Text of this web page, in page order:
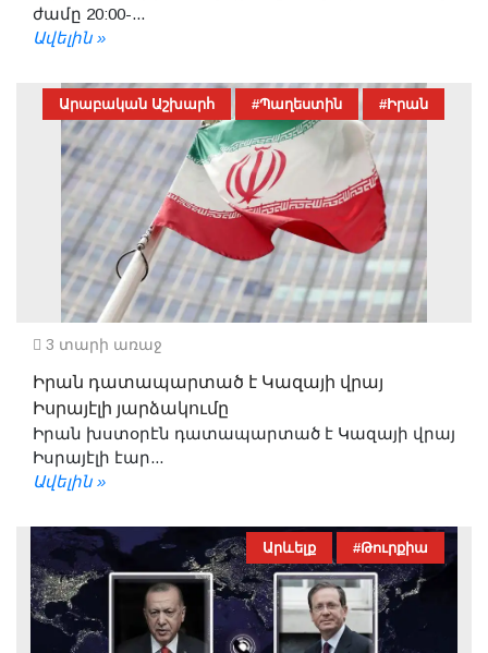
ժամը 20:00-...
Ավելին »
Արաբական Աշխարհ #Պաղեստին #Իրան
3 տարի առաջ
Իրան դատապարտած է Կազայի վրայ
Իսրայէլի յարձակումը
Իրան խստօրէն դատապարտած է Կազայի վրայ
Իսրայէլի էար...
Ավելին »
Արևելք #Թուրքիա